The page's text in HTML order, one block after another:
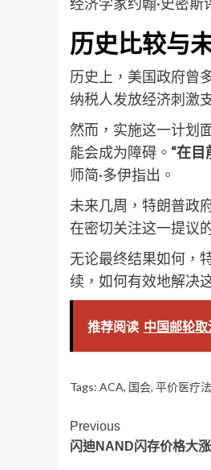
历史比较与
历史上，美国政府曾
纳税人发放经济刺激
然而，实施这一计划
能会成为障碍。 “在
师简·多伊指出。
未来几周，特朗普政
在密切关注这一提议
无论最终结果如何，
续，如何有效地解决
推荐阅读 中国邮轮
Tags: ACA, 国会, 平价医疗
Post
Navigation
Previous
闪迪NAND闪存价格大